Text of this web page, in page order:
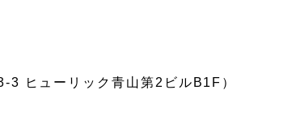
3 ヒューリック青山第2ビルB1F）